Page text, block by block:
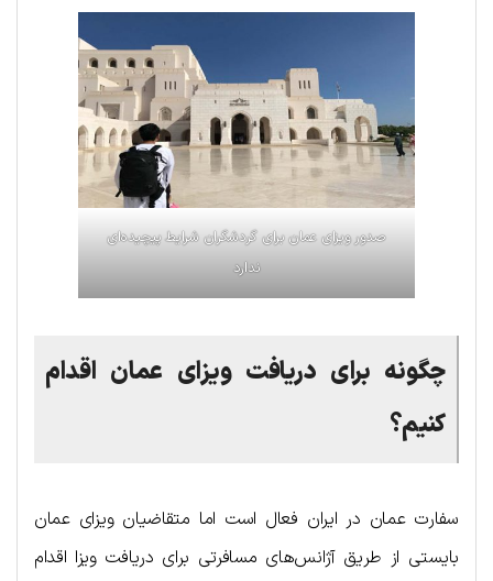
صدور ویزا‌ی عمان برای گردشگران شرایط پیچیده‌ای
ندارد
چگونه برای دریافت ویزای عمان اقدام
کنیم؟
سفارت عمان در ایران فعال است اما متقاضیان ویزای عمان
بایستی از طریق آژانس‌های مسافرتی برای دریافت ویزا اقدام